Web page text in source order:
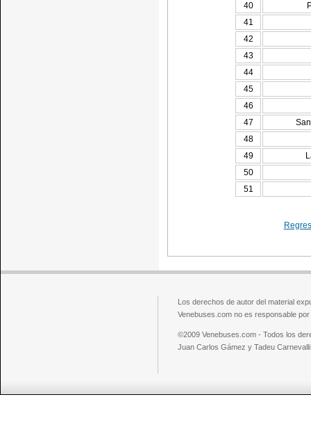
40
41
42
43
44
45
46
47
48
49
50
51
Los derechos de autor del material
Venebuses.com no es responsable
©2009 Venebuses.com - Todos los
Juan Carlos Gámez y Tadeu Carnevalli